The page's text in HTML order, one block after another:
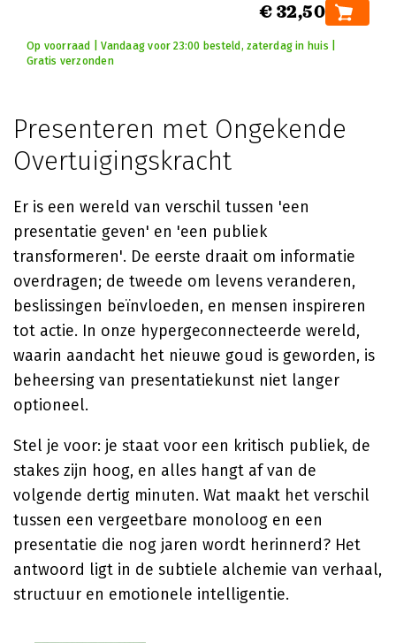
€ 32,50
Op voorraad | Vandaag voor 23:00 besteld, zaterdag in huis |
Gratis verzonden
Presenteren met Ongekende
Overtuigingskracht
Er is een wereld van verschil tussen 'een
presentatie geven' en 'een publiek
transformeren'. De eerste draait om informatie
overdragen; de tweede om levens veranderen,
beslissingen beïnvloeden, en mensen inspireren
tot actie. In onze hypergeconnecteerde wereld,
waarin aandacht het nieuwe goud is geworden, is
beheersing van presentatiekunst niet langer
optioneel.
Stel je voor: je staat voor een kritisch publiek, de
stakes zijn hoog, en alles hangt af van de
volgende dertig minuten. Wat maakt het verschil
tussen een vergeetbare monoloog en een
presentatie die nog jaren wordt herinnerd? Het
antwoord ligt in de subtiele alchemie van verhaal,
structuur en emotionele intelligentie.